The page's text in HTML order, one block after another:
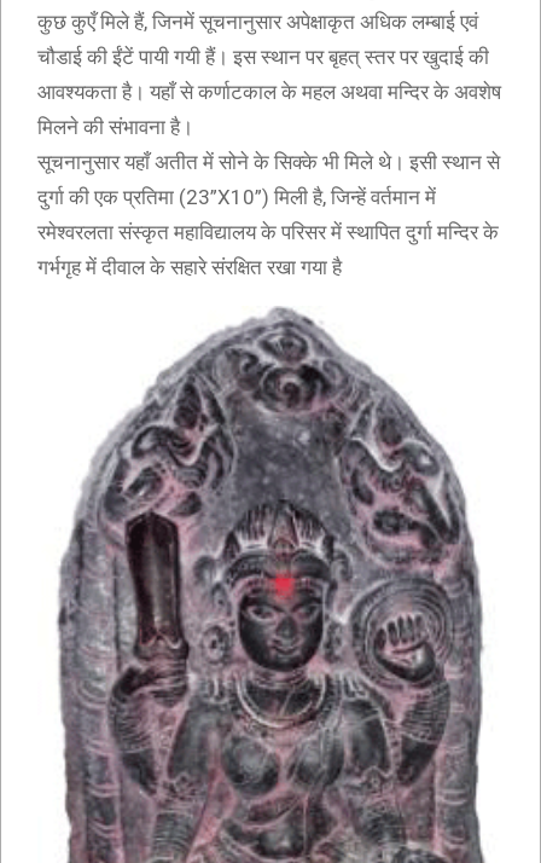
कुछ कुएँ मिले हैं, जिनमें सूचनानुसार अपेक्षाकृत अधिक लम्बाई एवं
चौडाई की ईंटें पायी गयी हैं। इस स्थान पर बृहत् स्तर पर खुदाई की
आवश्यकता है। यहाँ से कर्णाटकाल के महल अथवा मन्दिर के अवशेष
मिलने की संभावना है।
सूचनानुसार यहाँ अतीत में सोने के सिक्के भी मिले थे। इसी स्थान से
दुर्गा की एक प्रतिमा (23”X10”) मिली है, जिन्हें वर्तमान में
रमेश्वरलता संस्कृत महाविद्यालय के परिसर में स्थापित दुर्गा मन्दिर के
गर्भगृह में दीवाल के सहारे संरक्षित रखा गया है